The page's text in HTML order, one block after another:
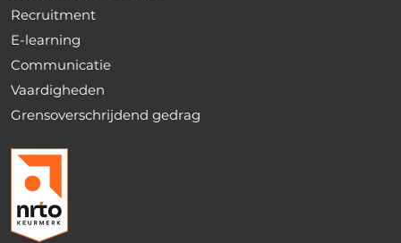
Recruitment
E-learning
Communicatie
Vaardigheden
Grensoverschrijdend gedrag